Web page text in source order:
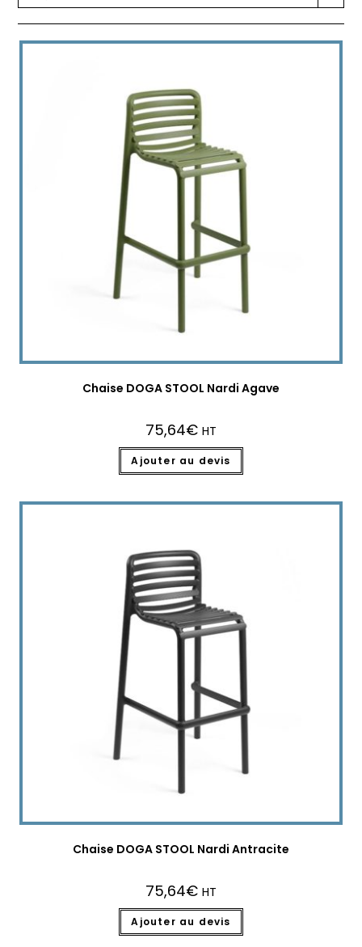
Chaise DOGA STOOL Nardi Agave
75,64€ HT
Ajouter au devis
Chaise DOGA STOOL Nardi Antracite
75,64€ HT
Ajouter au devis